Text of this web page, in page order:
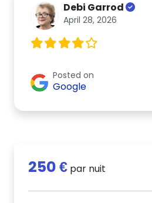
Debi Garrod
April 28, 2026
Posted on
Google
250 € par nuit